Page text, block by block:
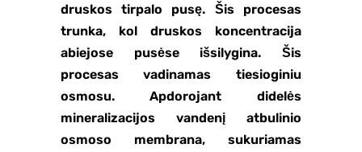
druskos tirpalo pusę. Šis procesas
trunka, kol druskos koncentracija
abiejose pusėse išsilygina. Šis
procesas vadinamas tiesioginiu
osmosu. Apdorojant didelės
mineralizacijos vandenį atbulinio
osmoso membrana, sukuriamas